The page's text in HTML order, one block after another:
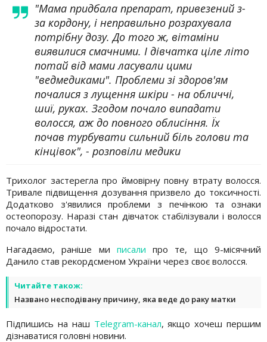
"Мама придбала препарат, привезений з-
за кордону, і неправильно розрахувала
потрібну дозу. До того ж, вітаміни
виявилися смачними. І дівчатка ціле літо
потай від мами ласували цими
"ведмедиками". Проблеми зі здоров'ям
почалися з лущення шкіри - на обличчі,
шиї, руках. Згодом почало випадати
волосся, аж до повного облисіння. Їх
почав турбувати сильний біль голови та
кінцівок", - розповіли медики
Трихолог застерегла про ймовірну повну втрату волосся.
Тривале підвищення дозування призвело до токсичності.
Додатково з'явилися проблеми з печінкою та ознаки
остеопорозу. Наразі стан дівчаток стабілізували і волосся
почало відростати.
Нагадаємо, раніше ми писали про те, що 9-місячний
Данило став рекордсменом України через своє волосся.
Читайте також:
Названо несподівану причину, яка веде до раку матки
Підпишись на наш Telegram-канал, якщо хочеш першим
дізнаватися головні новини.